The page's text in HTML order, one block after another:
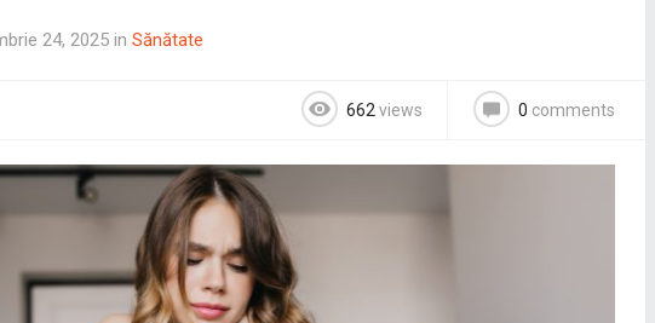
24, 2025 in Sănătate
662 views 0 comments